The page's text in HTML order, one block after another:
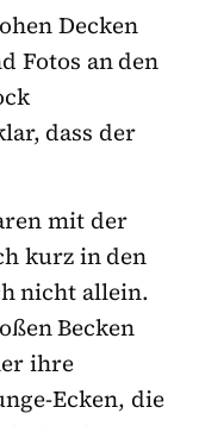
Decken
Fotos an den
dass der
mit der
kurz in den
nicht allein.
Becken
ihre
Ecken, die